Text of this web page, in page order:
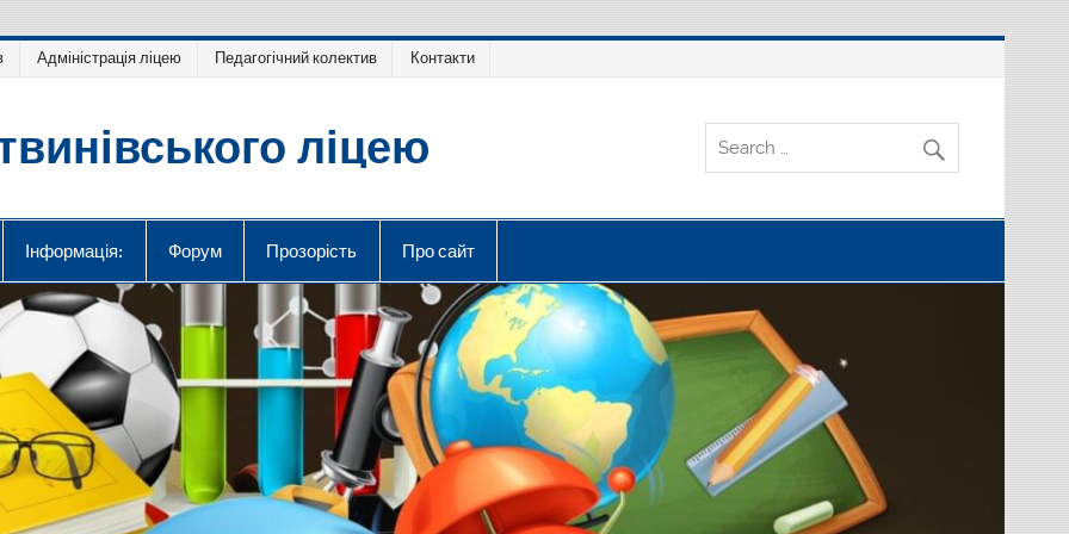
Адміністрація ліцею Педагогічний колектив Контакти
ліцею
Інформація: Форум Прозорість Про сайт